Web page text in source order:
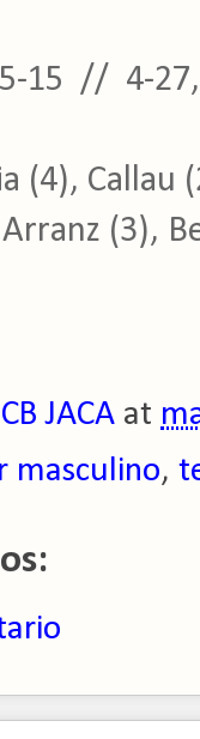
15 // 4-
(4), Callau
(3),
CB JACA at
masculino,